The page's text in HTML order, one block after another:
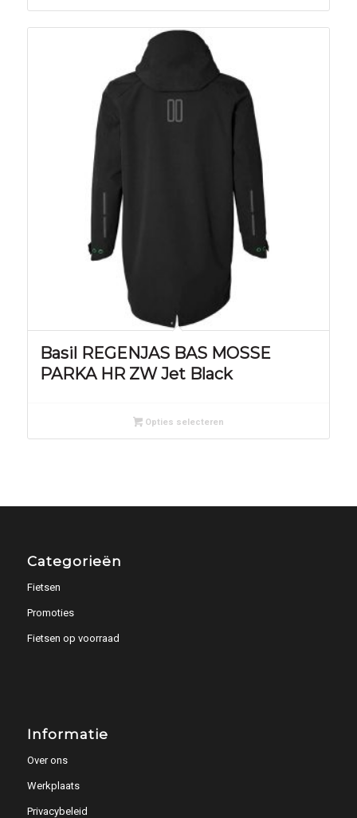
Basil REGENJAS BAS MOSSE
PARKA HR ZW Jet Black
Opties selecteren
Categorieën
Fietsen
Promoties
Fietsen op voorraad
Informatie
Over ons
Werkplaats
Privacybeleid